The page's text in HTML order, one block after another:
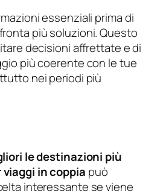
essenziali prima di
più soluzioni. Questo
decisioni affrettate e di
più coerente con le tue
nei periodi più
le destinazioni più
in coppia può
interessante se viene